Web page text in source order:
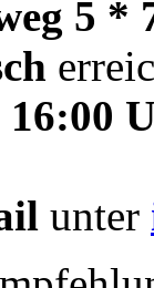
5 *
16:00
unter